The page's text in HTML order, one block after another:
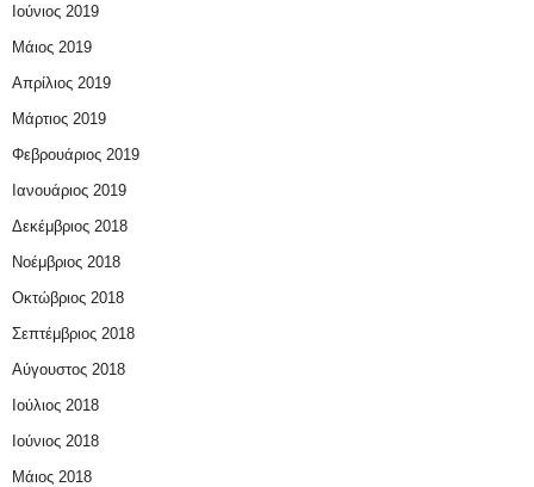
Ιούνιος 2019
Μάιος 2019
Απρίλιος 2019
Μάρτιος 2019
Φεβρουάριος 2019
Ιανουάριος 2019
Δεκέμβριος 2018
Νοέμβριος 2018
Οκτώβριος 2018
Σεπτέμβριος 2018
Αύγουστος 2018
Ιούλιος 2018
Ιούνιος 2018
Μάιος 2018